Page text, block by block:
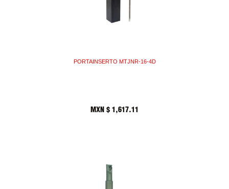
PORTAINSERTO MTJNR-16-4D
MXN $ 1,617.11